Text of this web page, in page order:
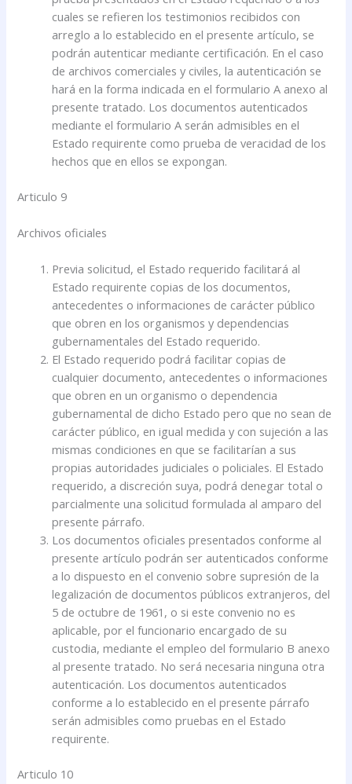
cuales se refieren los testimonios recibidos con
arreglo a lo establecido en el presente artículo, se
podrán autenticar mediante certificación. En el caso
de archivos comerciales y civiles, la autenticación se
hará en la forma indicada en el formulario A anexo al
presente tratado. Los documentos autenticados
mediante el formulario A serán admisibles en el
Estado requirente como prueba de veracidad de los
hechos que en ellos se expongan.
Articulo 9
Archivos oficiales
Previa solicitud, el Estado requerido facilitará al
Estado requirente copias de los documentos,
antecedentes o informaciones de carácter público
que obren en los organismos y dependencias
gubernamentales del Estado requerido.
El Estado requerido podrá facilitar copias de
cualquier documento, antecedentes o informaciones
que obren en un organismo o dependencia
gubernamental de dicho Estado pero que no sean de
carácter público, en igual medida y con sujeción a las
mismas condiciones en que se facilitarían a sus
propias autoridades judiciales o policiales. El Estado
requerido, a discreción suya, podrá denegar total o
parcialmente una solicitud formulada al amparo del
presente párrafo.
Los documentos oficiales presentados conforme al
presente artículo podrán ser autenticados conforme
a lo dispuesto en el convenio sobre supresión de la
legalización de documentos públicos extranjeros, del
5 de octubre de 1961, o si este convenio no es
aplicable, por el funcionario encargado de su
custodia, mediante el empleo del formulario B anexo
al presente tratado. No será necesaria ninguna otra
autenticación. Los documentos autenticados
conforme a lo establecido en el presente párrafo
serán admisibles como pruebas en el Estado
requirente.
Articulo 10